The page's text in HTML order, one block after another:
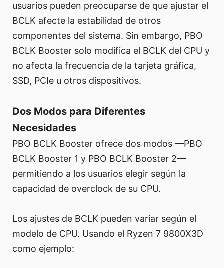
usuarios pueden preocuparse de que ajustar el
BCLK afecte la estabilidad de otros
componentes del sistema. Sin embargo, PBO
BCLK Booster solo modifica el BCLK del CPU y
no afecta la frecuencia de la tarjeta gráfica,
SSD, PCIe u otros dispositivos.
Dos Modos para Diferentes
Necesidades
PBO BCLK Booster ofrece dos modos —PBO
BCLK Booster 1 y PBO BCLK Booster 2—
permitiendo a los usuarios elegir según la
capacidad de overclock de su CPU.
Los ajustes de BCLK pueden variar según el
modelo de CPU. Usando el Ryzen 7 9800X3D
como ejemplo: